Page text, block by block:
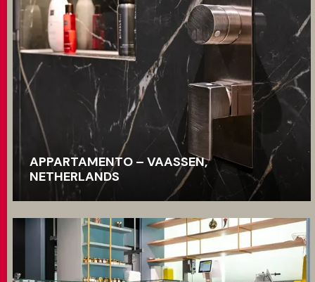
APPARTAMENTO – VAASSEN,
NETHERLANDS